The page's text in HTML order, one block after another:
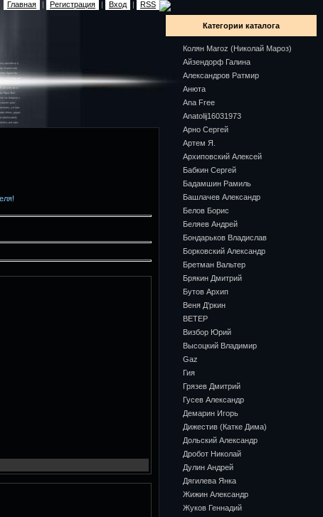
Главная | Регистрация | Вход | RSS
Категории каталога
Колян Maroz (Николай Мароз)
Айзендорф Галина
Александров Ратмир
Анюта
Ana Free
Anatolij16031973
Арно Сергей
Артем Я.
Архиповский Алексей
Бабкин Сергей
Бадамшин Рамиль
Башлачев Александр
Белов Борис
Беляев Андрей
Бондарьков Владислав
Борковский Александр
Бретман Вальтер
Брякин Дмитрий
Бутов Архип
Веня Д'ркин
ВЕТЕР
Визбор Юрий
Высоцкий Владимир
Gaz
Гия
Грязев Дмитрий
Гусев Александр
Демарин Игорь
Дижестив (Катке Дима)
Дольский Александр
Дробот Николай
Дулин Андрей
Дягилева Янка
Жижин Александр
Жуков Геннадий